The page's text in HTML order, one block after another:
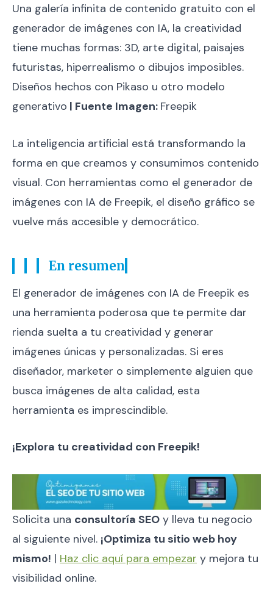
Una galería infinita de contenido gratuito con el
generador de imágenes con IA, la creatividad
tiene muchas formas: 3D, arte digital, paisajes
futuristas, hiperrealismo o dibujos imposibles.
Diseños hechos con Pikaso u otro modelo
generativo | Fuente Imagen: Freepik
La inteligencia artificial está transformando la
forma en que creamos y consumimos contenido
visual. Con herramientas como el generador de
imágenes con IA de Freepik, el diseño gráfico se
vuelve más accesible y democrático.
En resumen
El generador de imágenes con IA de Freepik es
una herramienta poderosa que te permite dar
rienda suelta a tu creatividad y generar
imágenes únicas y personalizadas. Si eres
diseñador, marketer o simplemente alguien que
busca imágenes de alta calidad, esta
herramienta es imprescindible.
¡Explora tu creatividad con Freepik!
Solicita una consultoría SEO y lleva tu negocio
al siguiente nivel. ¡Optimiza tu sitio web hoy
mismo! | Haz clic aquí para empezar y mejora tu
visibilidad online.